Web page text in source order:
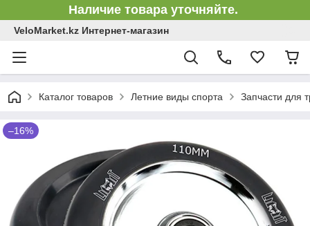
Наличие товара уточняйте.
VeloMarket.kz Интернет-магазин
Каталог товаров Летние виды спорта Запчасти для
–16%